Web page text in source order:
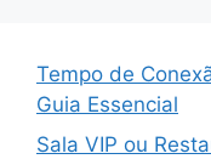
Tempo de
Guia Essencial
Sala VIP ou